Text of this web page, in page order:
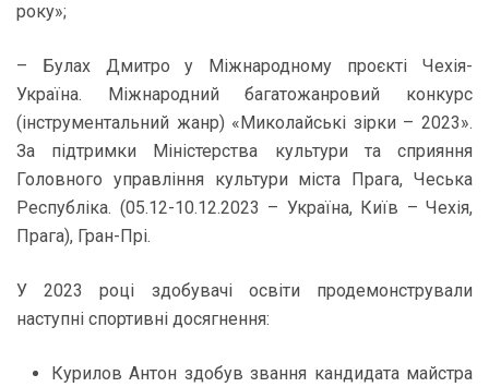
року»;
– Булах Дмитро у Міжнародному проєкті Чехія-
Україна. Міжнародний багатожанровий конкурс
(інструментальний жанр) «Миколайські зірки – 2023».
За підтримки Міністерства культури та сприяння
Головного управління культури міста Прага, Чеська
Республіка. (05.12-10.12.2023 – Україна, Київ – Чехія,
Прага), Гран-Прі.
У 2023 році здобувачі освіти продемонстрували
наступні спортивні досягнення:
Курилов Антон здобув звання кандидата майстра